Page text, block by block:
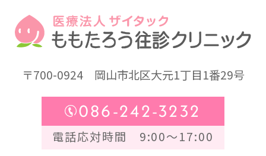
〒700-0924岡山市北区大元1丁目1番29号
086-242-3232
電話応対時間 9:00～17:00